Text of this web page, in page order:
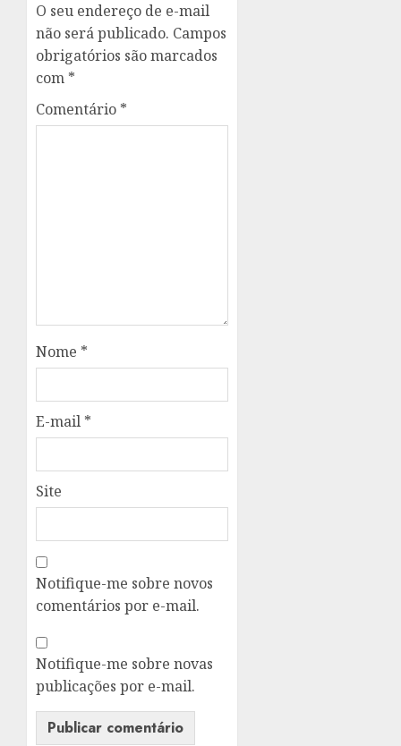
O seu endereço de e-mail
não será publicado. Campos
obrigatórios são marcados
com *
Comentário *
Nome *
E-mail *
Site
Notifique-me sobre novos
comentários por e-mail.
Notifique-me sobre novas
publicações por e-mail.